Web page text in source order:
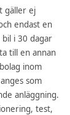
gäller ej
endast en
i 30 dagar
till en annan
inom
som
anläggning.
test,